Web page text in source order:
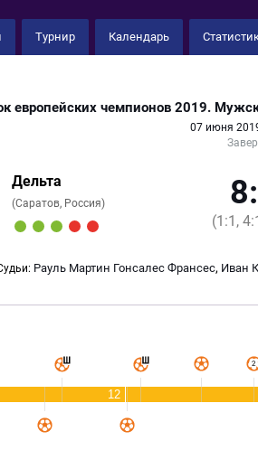
Турнир Календарь
европейских чемпионов 2019.
07 июня
Дельта
(Саратов, Россия)
(1:1,
Рауль Мартин Гонсалес Франсес, Иван
12